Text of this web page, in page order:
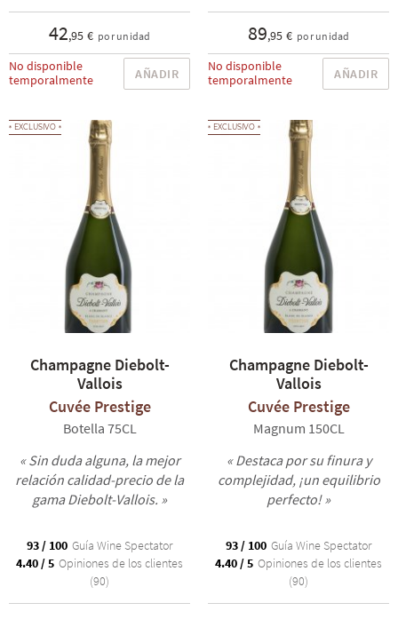
42,95 € por unidad
No disponible
temporalmente
AÑADIR
89,95 € por unidad
No disponible
temporalmente
AÑADIR
EXCLUSIVO
Champagne Diebolt-
Vallois
Cuvée Prestige
Botella 75CL
« Sin duda alguna, la mejor
relación calidad-precio de la
gama Diebolt-Vallois. »
93 / 100 Guía Wine Spectator
4.40 / 5 Opiniones de los clientes
(90)
EXCLUSIVO
Champagne Diebolt-
Vallois
Cuvée Prestige
Magnum 150CL
« Destaca por su finura y
complejidad, ¡un equilibrio
perfecto! »
93 / 100 Guía Wine Spectator
4.40 / 5 Opiniones de los clientes
(90)